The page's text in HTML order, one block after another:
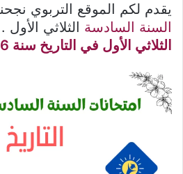
يقدم لكم الموقع التربوي
السنة السادسة الثلاثي
الثلاثي الأول في التاريخ سنة 6 ابتدائي الثلاثي1.